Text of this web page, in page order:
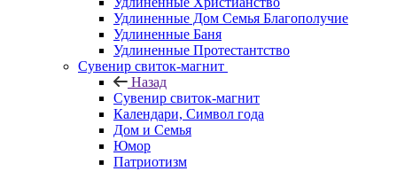
Удлиненные Дом Семья Благополучие
Удлиненные Баня
Удлиненные Протестантство
Сувенир свиток-магнит
Назад
Сувенир свиток-магнит
Календари, Символ года
Дом и Семья
Юмор
Патриотизм